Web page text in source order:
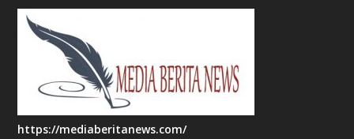
https://mediaberitanews.com/